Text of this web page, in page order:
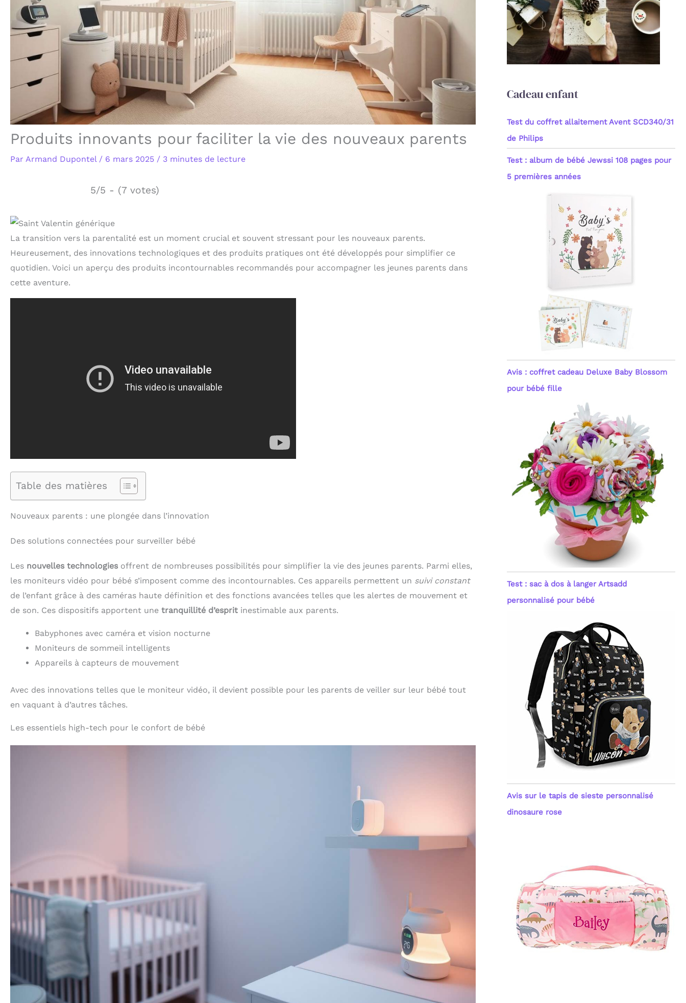
Produits innovants pour faciliter la vie des nouveaux parents
Par Armand Dupontel / 6 mars 2025 / 3 minutes de lecture
5/5 - (7 votes)
La transition vers la parentalité est un moment crucial et souvent stressant pour les nouveaux parents.
Heureusement, des innovations technologiques et des produits pratiques ont été développés pour simplifier ce
quotidien. Voici un aperçu des produits incontournables recommandés pour accompagner les jeunes parents dans
cette aventure.
Table des matières
Nouveaux parents : une plongée dans l’innovation
Des solutions connectées pour surveiller bébé
Les nouvelles technologies offrent de nombreuses possibilités pour simplifier la vie des jeunes parents. Parmi elles,
les moniteurs vidéo pour bébé s’imposent comme des incontournables. Ces appareils permettent un suivi constant
de l’enfant grâce à des caméras haute définition et des fonctions avancées telles que les alertes de mouvement et
de son. Ces dispositifs apportent une tranquillité d’esprit inestimable aux parents.
Babyphones avec caméra et vision nocturne
Moniteurs de sommeil intelligents
Appareils à capteurs de mouvement
Avec des innovations telles que le moniteur vidéo, il devient possible pour les parents de veiller sur leur bébé tout
en vaquant à d’autres tâches.
Les essentiels high-tech pour le confort de bébé
c
Cadeau enfant
Test du coffret allaitement Avent SCD340/31
de Philips
Test : album de bébé Jewssi 108 pages pour
5 premières années
Avis : coffret cadeau Deluxe Baby Blossom
pour bébé fille
Test : sac à dos à langer Artsadd
personnalisé pour bébé
Avis sur le tapis de sieste personnalisé
dinosaure rose